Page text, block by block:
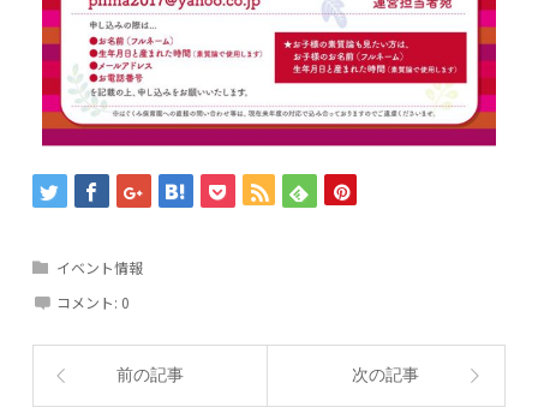
イベント情報
コメント: 0
前の記事 次の記事